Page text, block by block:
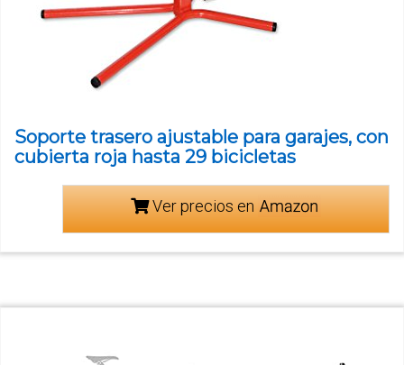
Soporte trasero ajustable para garajes, con
cubierta roja hasta 29 bicicletas
Ver precios en